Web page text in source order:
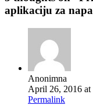
aplikaciju za
Anonimna
April 26, 2016 at
Permalink